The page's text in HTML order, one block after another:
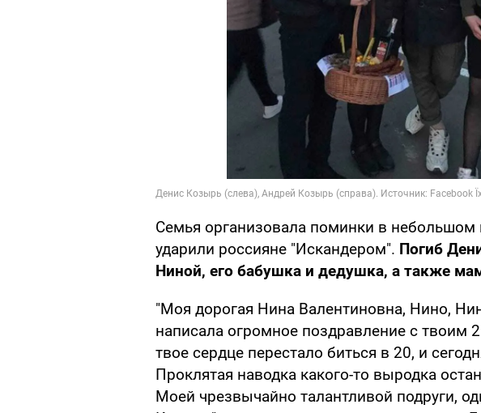
Семья организовала поминки в небольшом
ударили россияне "Искандером". Погиб
Ниной, его бабушка и дедушка, а также
"Моя дорогая Нина Валентиновна, Нино,
написала огромное поздравление с твоим
твое сердце перестало биться в 20, и
Проклятая наводка какого-то выродка
Моей чрезвычайно талантливой подруги,